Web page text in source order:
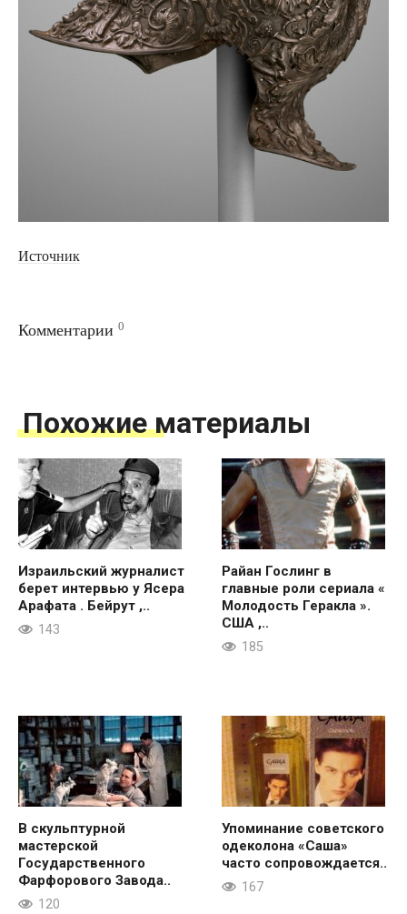
Источник
Комментарии 0
Похожие материалы
Израильский журналист
берет интервью у Ясера
Арафата . Бейрут ,..
143
Райан Гослинг в
главные роли сериала «
Молодость Геракла ».
США ,..
185
В скульптурной
мастерской
Государственного
Фарфорового Завода..
120
Упоминание советского
одеколона «Саша»
часто сопровождается..
167